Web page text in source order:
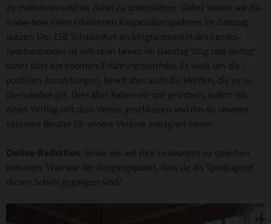
zu motivieren und sie dabei zu unterstützen. Dabei wollen wir das
Know-how eines erfahrenen Kooperationspartners im Ganztag
nutzen. Der ISB Schweinfurt als Mitgliedsverein des Landes-
Sportverbandes ist seit zehn Jahren im Ganztag tätig und verfügt
daher über ein enormes Erfahrungsportfolio. Er weiß um die
positiven Auswirkungen, kennt aber auch die Hürden, die es zu
überwinden gilt. Dies alles haben wir uns gesichert, indem wir
einen Vertrag mit dem Verein geschlossen und ihn als unseren
externen Berater für andere Vereine engagiert haben.
Online-Redaktion : Bevor wir auf Ihre Leistungen zu sprechen
kommen: Was war der Ausgangspunkt, dass sie als Sportjugend
diesen Schritt gegangen sind?